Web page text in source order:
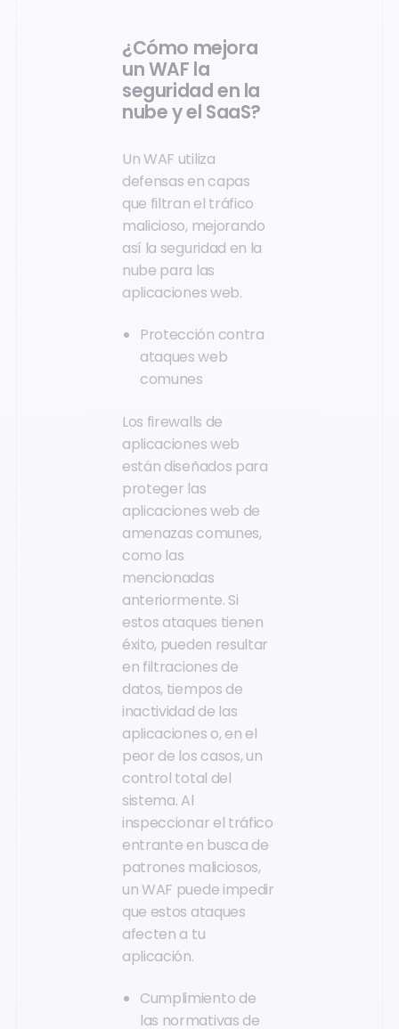
¿Cómo mejora
un WAF la
seguridad en la
nube y el SaaS?
Un WAF utiliza
defensas en capas
que filtran el tráfico
malicioso, mejorando
así la seguridad en la
nube para las
aplicaciones web.
Protección contra
ataques web
comunes
Los firewalls de
aplicaciones web
están diseñados para
proteger las
aplicaciones web de
amenazas comunes,
como las
mencionadas
anteriormente. Si
estos ataques tienen
éxito, pueden resultar
en filtraciones de
datos, tiempos de
inactividad de las
aplicaciones o, en el
peor de los casos, un
control total del
sistema. Al
inspeccionar el tráfico
entrante en busca de
patrones maliciosos,
un WAF puede impedir
que estos ataques
afecten a tu
aplicación.
Cumplimiento de
las normativas de